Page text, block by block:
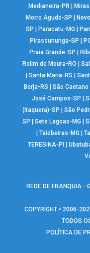
Medianeira-PR
Morro Agudo-SP
SP
Paracatu-MG
Pirassununga-SP
Praia Grande-SP
Rolim de Moura-RO
|Santa Maria-RS |
Borja-RS
|São Caetano
José Campos-SP
|
(Itaquera)-SP
|São
SP
|Sete Lagoas-MG |
Taiobeiras-MG
TERESINA-PI
|
REDE DE FRANQUIA -
COPYRIGHT • 2006-
TODOS
POLÍTICA DE